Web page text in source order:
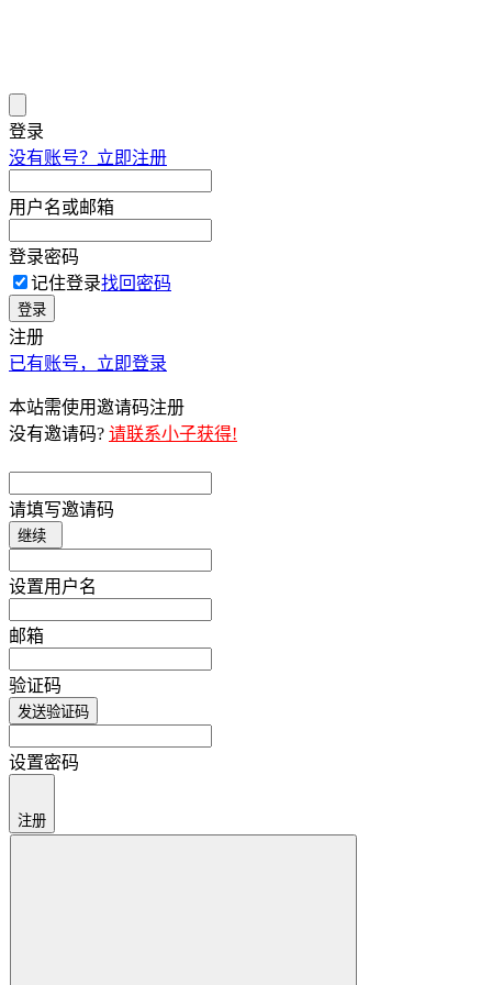
登录
没有账号？立即注册
用户名或邮箱
登录密码
记住登录找回密码
登录
注册
已有账号，立即登录
本站需使用邀请码注册
没有邀请码? 请联系小子获得!
请填写邀请码
继续
设置用户名
邮箱
验证码
发送验证码
设置密码
注册